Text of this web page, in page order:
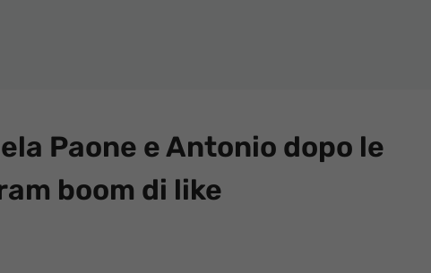
Paone e Antonio dopo le
boom di like